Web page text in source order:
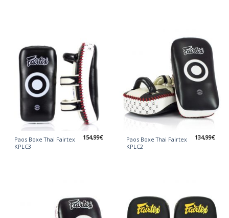
Paos Boxe Thai Fairtex
KPLC3
154,99€
Paos Boxe Thai Fairtex
KPLC2
134,99€